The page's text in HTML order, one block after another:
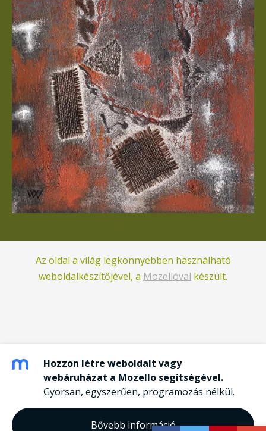
Az oldal a világ legkönnyebben használható
weboldalkészítőjével, a Mozellóval készült.
Hozzon létre weboldalt vagy
webáruházat a Mozello segítségével.
Gyorsan, egyszerűen, programozás nélkül.
Bővebb információ